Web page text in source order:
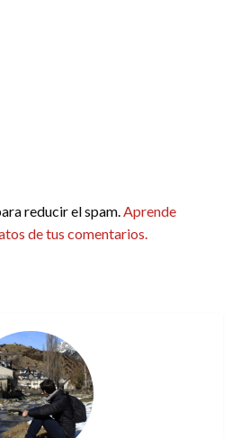
reducir el spam.Aprende
de tus comentarios.